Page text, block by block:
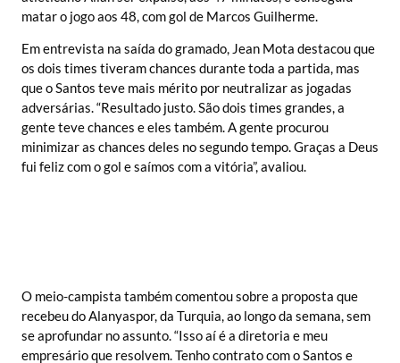
matar o jogo aos 48, com gol de Marcos Guilherme.
Em entrevista na saída do gramado, Jean Mota destacou que
os dois times tiveram chances durante toda a partida, mas
que o Santos teve mais mérito por neutralizar as jogadas
adversárias. “Resultado justo. São dois times grandes, a
gente teve chances e eles também. A gente procurou
minimizar as chances deles no segundo tempo. Graças a Deus
fui feliz com o gol e saímos com a vitória”, avaliou.
O meio-campista também comentou sobre a proposta que
recebeu do Alanyaspor, da Turquia, ao longo da semana, sem
se aprofundar no assunto. “Isso aí é a diretoria e meu
empresário que resolvem. Tenho contrato com o Santos e